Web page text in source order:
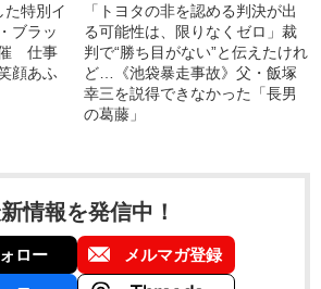
た特別イ
ブラッ
催 仕事
顔あふ
「トヨタの非を認める判決が出
る可能性は、限りなくゼロ」裁
判で“勝ち目がない”と伝えたけれ
ど…《池袋暴走事故》父・飯塚
幸三を説得できなかった「長男
の葛藤」
情報を発信中！
ロー メルマガ登録